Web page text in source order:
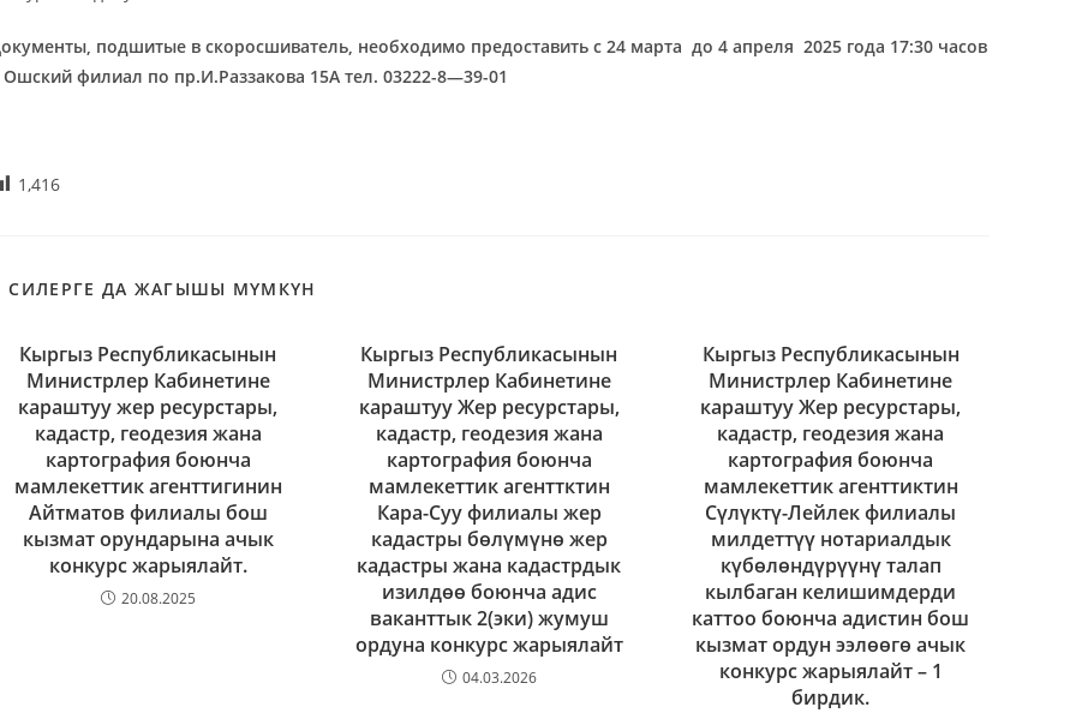
подшитые в скоросшиватель, необходимо предоставить с 24 марта до 4 апреля 2025 года 17:30 часов
Ошский филиал по пр.И.Раззакова 15А тел. 03222-8—39-01
1,416
СИЛЕРГЕ ДА ЖАГЫШЫ МҮМКҮН
Кыргыз Республикасынын
Министрлер Кабинетине
караштуу жер ресурстары,
кадастр, геодезия жана
картография боюнча
мамлекеттик агенттигинин
Айтматов филиалы бош
кызмат орундарына ачык
конкурс жарыялайт.
20.08.2025
Кыргыз Республикасынын
Министрлер Кабинетине
караштуу Жер ресурстары,
кадастр, геодезия жана
картография боюнча
мамлекеттик агенттктин
Кара-Суу филиалы жер
кадастры бөлүмүнө жер
кадастры жана кадастрдык
изилдөө боюнча адис
ваканттык 2(эки) жумуш
ордуна конкурс жарыялайт
04.03.2026
Кыргыз Республикасынын
Министрлер Кабинетине
караштуу Жер ресурстары,
кадастр, геодезия жана
картография боюнча
мамлекеттик агенттиктин
Сүлүктү-Лейлек филиалы
милдеттүү нотариалдык
күбөлөндүрүүнү талап
кылбаган келишимдерди
каттоо боюнча адистин бош
кызмат ордун ээлөөгө ачык
конкурс жарыялайт – 1
бирдик.